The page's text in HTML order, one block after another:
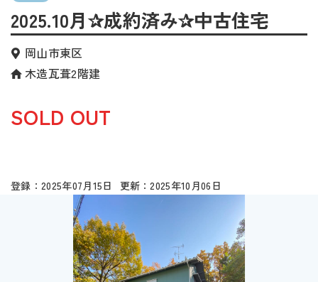
2025.10月✰成約済み✰中古住宅
岡山市東区
木造瓦葺2階建
SOLD OUT
2025年07月15日 2025年10月06日